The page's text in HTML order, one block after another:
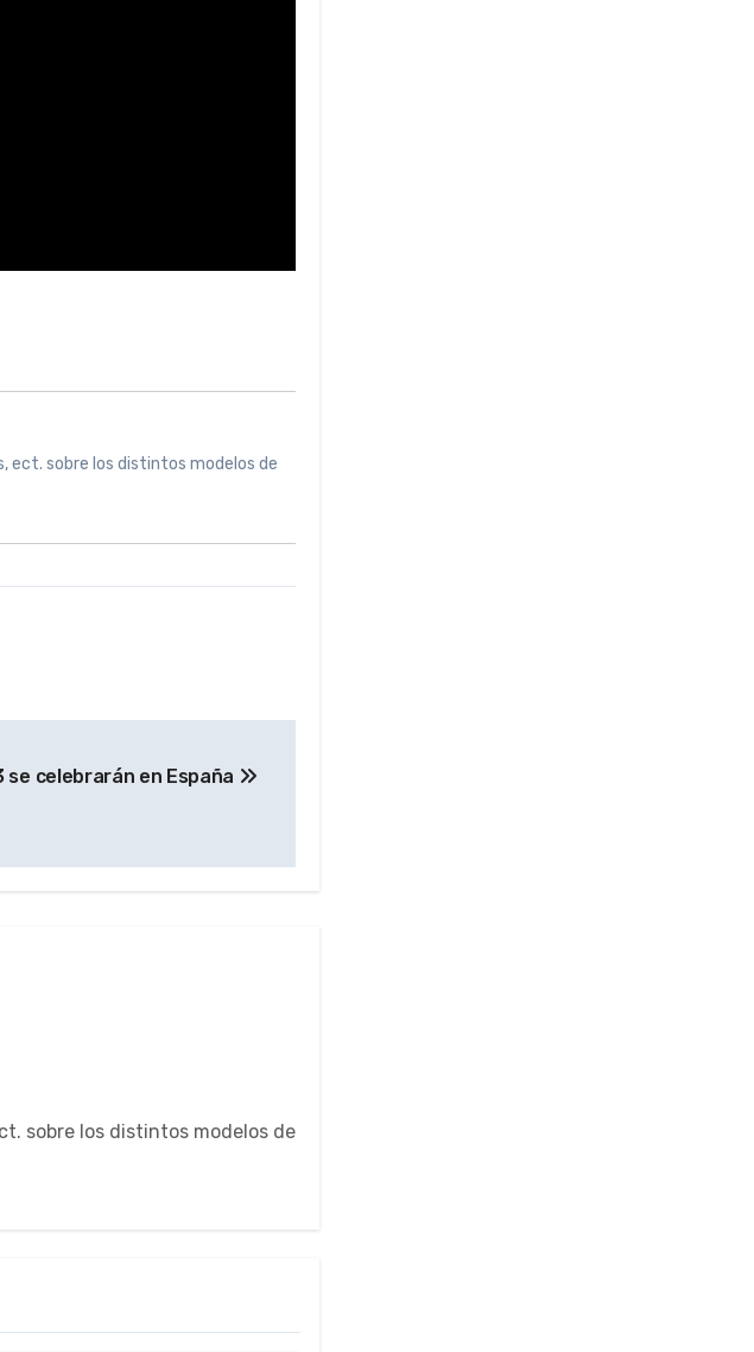
ect. sobre los distintos modelos de
se celebrarán en España
sobre los distintos modelos de